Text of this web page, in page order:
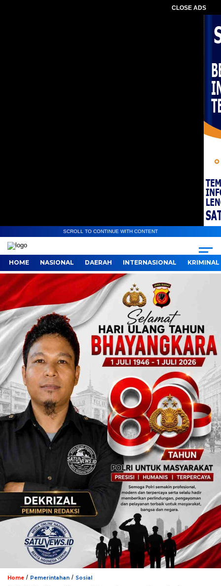
CLOSE ADS
SCROLL TO CONTINUE WITH CONTENT
HOME NASIONAL DAERAH INTERNASIONAL KRIMINAL
Home / Pemerintahan / Sosial